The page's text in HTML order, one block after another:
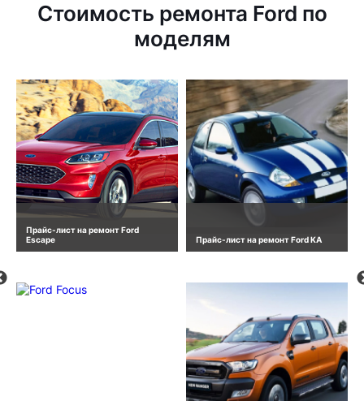
Стоимость ремонта Ford по
моделям
Прайс-лист на ремонт Ford
Escape
Прайс-лист на ремонт Ford KA